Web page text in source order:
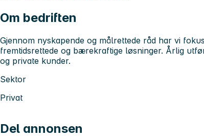
Om bedriften
Gjennom nyskapende og målrettede råd har vi
fremtidsrettede og bærekraftige løsninger. Årlig
og private kunder.
Sektor
Privat
Del annonsen